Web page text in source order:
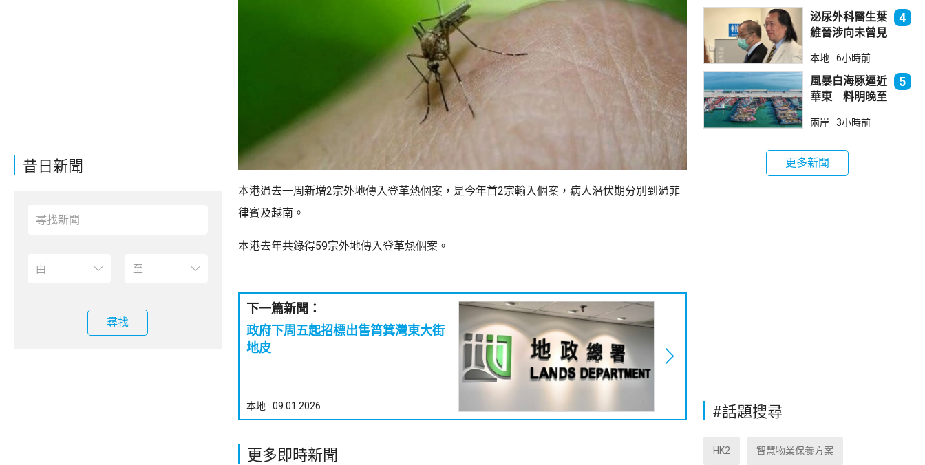
昔日新聞
尋找
本港過去一周新增2宗外地傳入登革熱個案，是今年首2宗輸入個案，病人潛伏期分別到過菲
律賓及越南。
本港去年共錄得59宗外地傳入登革熱個案。
下一篇新聞：
政府下周五起招標出售筲箕灣東大街
地皮
本地 09.01.2026
更多即時新聞
泌尿外科醫生葉
維晉涉向未曾見
委會繼續聆訊
4
本地 6小時前
風暴白海豚逼近
華東 料明晚至
帶
5
兩岸 3小時前
更多新聞
#話題搜尋
HK2 智慧物業保養方案